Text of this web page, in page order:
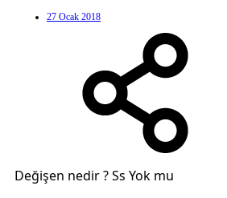
27 Ocak 2018
Değişen nedir ? Ss Yok mu